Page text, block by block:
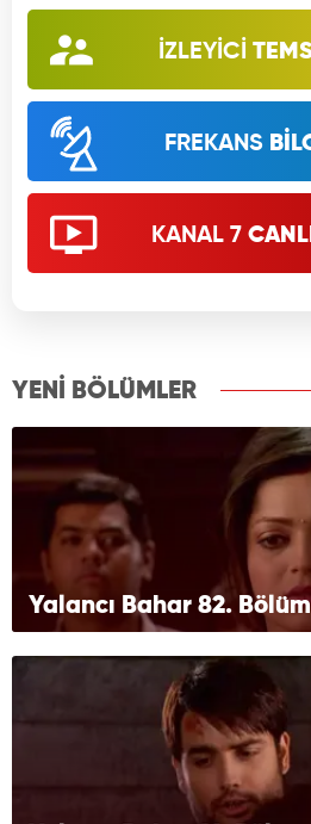
İZLEYİCİ
FREKANS
KANAL 7
YENİ BÖLÜMLER
Yalancı Bahar 82.